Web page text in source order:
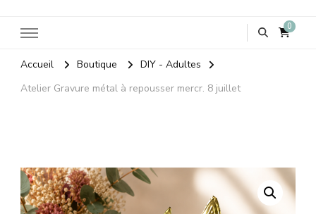
0
Accueil Boutique
DIY - Adultes
Atelier Gravure métal à repousser mercr. 8 juillet